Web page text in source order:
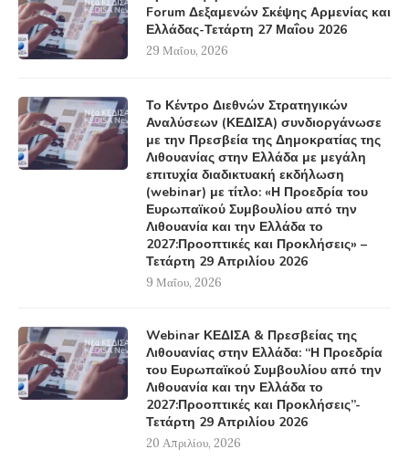
Forum Δεξαμενών Σκέψης Αρμενίας και
Ελλάδας-Τετάρτη 27 Μαΐου 2026
29 Μαΐου, 2026
Το Κέντρο Διεθνών Στρατηγικών
Αναλύσεων (ΚΕΔΙΣΑ) συνδιοργάνωσε
με την Πρεσβεία της Δημοκρατίας της
Λιθουανίας στην Ελλάδα με μεγάλη
επιτυχία διαδικτυακή εκδήλωση
(webinar) με τίτλο: «Η Προεδρία του
Ευρωπαϊκού Συμβουλίου από την
Λιθουανία και την Ελλάδα το
2027:Προοπτικές και Προκλήσεις» –
Τετάρτη 29 Απριλίου 2026
9 Μαΐου, 2026
Webinar ΚΕΔΙΣΑ & Πρεσβείας της
Λιθουανίας στην Ελλάδα: “Η Προεδρία
του Ευρωπαϊκού Συμβουλίου από την
Λιθουανία και την Ελλάδα το
2027:Προοπτικές και Προκλήσεις”-
Τετάρτη 29 Απριλίου 2026
20 Απριλίου, 2026